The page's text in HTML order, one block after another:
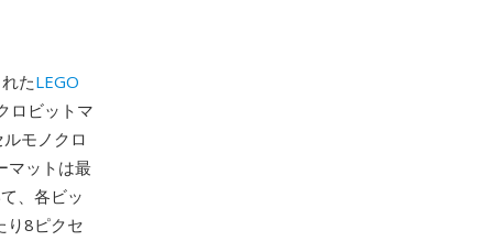
たLEGO
ロビットマ
モノクロ
マットは最
、各ビッ
り8ピクセ